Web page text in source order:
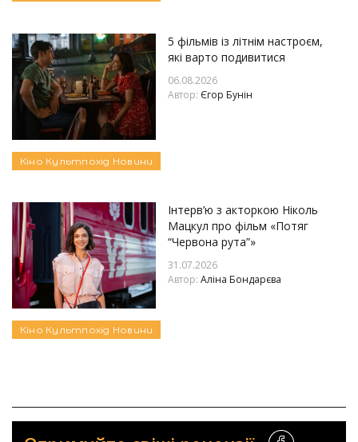
5 фільмів із літнім настроєм,
які варто подивитися
06.08.2026
Автор: Єгор Бунін
Кіно Культпохід Новини
Інтерв’ю з акторкою Ніколь
Мацкул про фільм «Потяг
“Червона рута”»
31.07.2026
Автор: Аліна Бондарєва
Кіно Культпохід Новини